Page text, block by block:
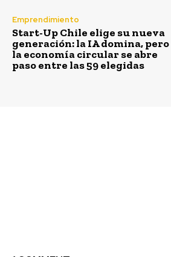
Emprendimiento
Start-Up Chile elige su nueva
generación: la IA domina, pero
la economía circular se abre
paso entre las 59 elegidas